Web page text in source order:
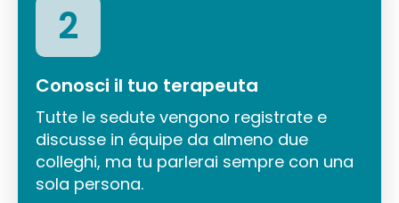
2
Conosci il tuo terapeuta
Tutte le sedute vengono registrate e
discusse in équipe da almeno due
colleghi, ma tu parlerai sempre con una
sola persona.